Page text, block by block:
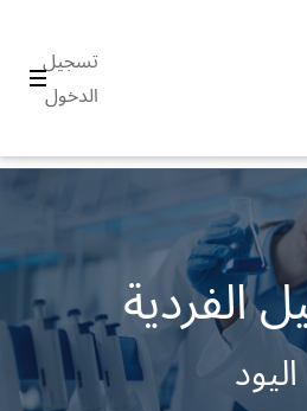
تسجيل
الدخول
الفردية
اليود